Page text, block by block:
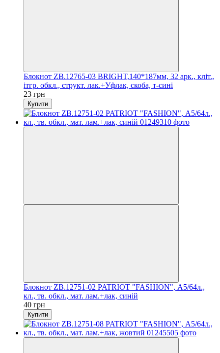
Блокнот ZB.12765-03 BRIGHT,140*187мм, 32 арк., кліт.,
ітгр. обкл., структ. лак.+Уфлак, скоба, т-сині
23 грн
Купити
Блокнот ZB.12751-02 PATRIOT "FASHION", А5/64л.,
кл., тв. обкл., мат. лам.+лак, синій
40 грн
Купити